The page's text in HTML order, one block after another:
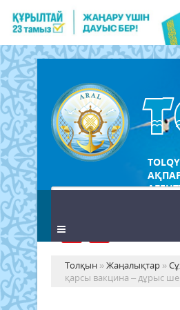
Толқын »Жаңалықтар »
қарсы вакцина – дұрыс